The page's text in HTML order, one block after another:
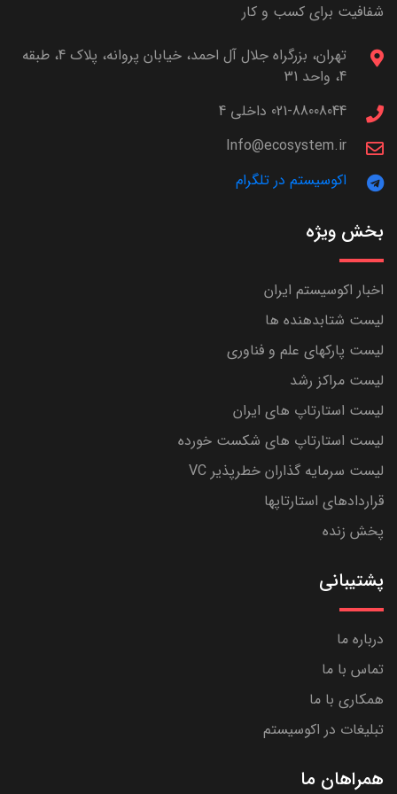
شفافیت برای کسب و کار
تهران، بزرگراه جلال آل احمد، خیابان پروانه، پلاک 4، طبقه
4، واحد 31
021-88008044 داخلی 4
Info@ecosystem.ir
اکوسیستم در تلگرام
بخش ویژه
اخبار اکوسیستم ایران
لیست شتابدهنده ها
لیست پارکهای علم و فناوری
لیست مراکز رشد
لیست استارتاپ های ایران
لیست استارتاپ های شکست خورده
لیست سرمایه گذاران خطرپذیر VC
قراردادهای استارتاپها
پخش زنده
پشتیبانی
درباره ما
تماس با ما
همکاری با ما
تبلیغات در اکوسیستم
همراهان ما